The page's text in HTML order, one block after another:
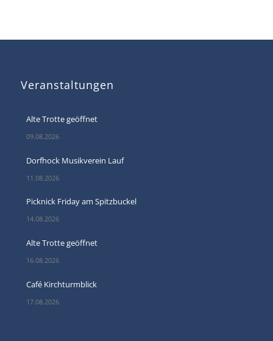
Veranstaltungen
Alte Trotte geöffnet
09.08.2026
Dorfhock Musikverein Lauf
11.08.2026
Picknick Friday am Spitzbuckel
14.08.2026
Alte Trotte geöffnet
16.08.2026
Café Kirchturmblick
17.08.2026